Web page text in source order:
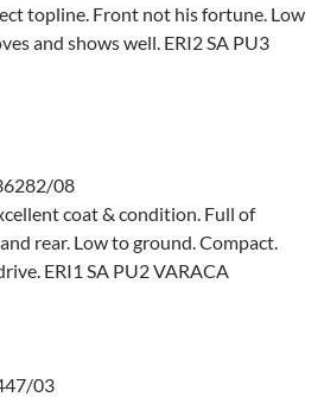
topline. Front not his fortune. Low
and shows well. ERI2 SA PU3
08
coat & condition. Full of
rear. Low to ground. Compact.
ERI1 SA PU2 VARACA
03